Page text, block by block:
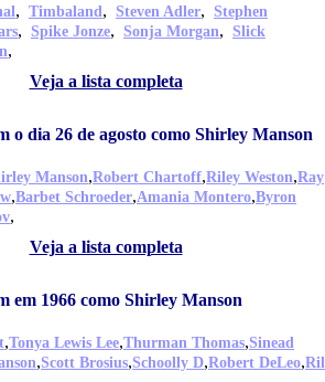
, Timbaland, Steven Adler, Stephen
, Spike Jonze, Sonja Morgan, Slick
,
Veja a lista completa
o dia 26 de agosto como Shirley Manson
Manson,Robert Chartoff,Riley Weston,Ray
,Barbet Schroeder,Amania Montero,Byron
,
Veja a lista completa
em 1966 como Shirley Manson
,Tonya Lewis Lee,Thurman Thomas,Sinead
,Scott Brosius,Schoolly D,Robert DeLeo,